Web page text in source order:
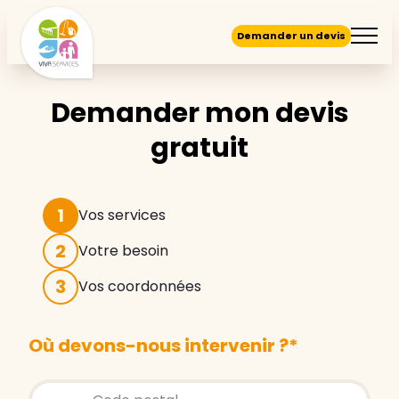
Demander un devis
Demander mon devis
gratuit
1 Vos services
2 Votre besoin
3 Vos coordonnées
Où devons-nous intervenir ?*
Store locator global - Autocompletion
Rechercher